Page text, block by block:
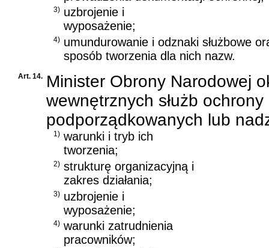
3) uzbrojenie i
wyposażenie;
4) umundurowanie i odznaki służbowe
sposób tworzenia dla nich nazw.
Art. 14. Minister Obrony Narodowej
wewnętrznych służb
podporządkowanych lub
1) warunki i tryb ich
tworzenia;
2) strukturę organizacyjną i
zakres działania;
3) uzbrojenie i
wyposażenie;
4) warunki zatrudnienia
pracowników;